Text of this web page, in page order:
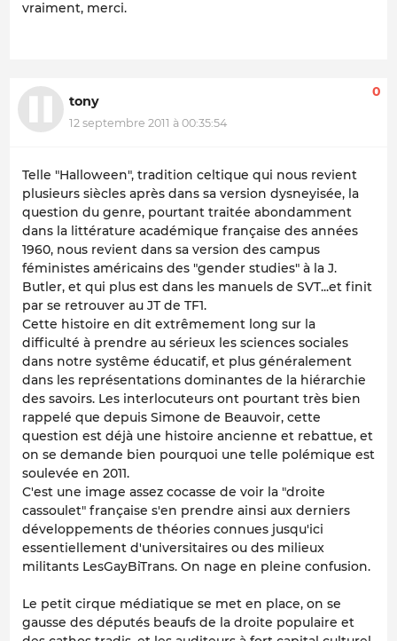
vraiment, merci.
tony
12 septembre 2011 à 00:35:54
0
Telle "Halloween", tradition celtique qui nous revient
plusieurs siècles après dans sa version dysneyisée, la
question du genre, pourtant traitée abondamment
dans la littérature académique française des années
1960, nous revient dans sa version des campus
féministes américains des "gender studies" à la J.
Butler, et qui plus est dans les manuels de SVT...et finit
par se retrouver au JT de TF1.
Cette histoire en dit extrêmement long sur la
difficulté à prendre au sérieux les sciences sociales
dans notre systême éducatif, et plus généralement
dans les représentations dominantes de la hiérarchie
des savoirs. Les interlocuteurs ont pourtant très bien
rappelé que depuis Simone de Beauvoir, cette
question est déjà une histoire ancienne et rebattue, et
on se demande bien pourquoi une telle polémique est
soulevée en 2011.
C'est une image assez cocasse de voir la "droite
cassoulet" française s'en prendre ainsi aux derniers
développements de théories connues jusqu'ici
essentiellement d'universitaires ou des milieux
militants LesGayBiTrans. On nage en pleine confusion.
Le petit cirque médiatique se met en place, on se
gausse des députés beaufs de la droite populaire et